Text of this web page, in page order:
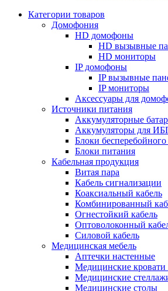
Категории товаров
Домофония
HD домофоны
HD вызывные
HD мониторы
IP домофоны
IP вызывные
IP мониторы
Аксессуары для
Источники питания
Аккумуляторные
Аккумуляторы для
Блоки
Блоки питания
Кабельная продукция
Витая пара
Кабель сигнализации
Коаксиальный кабель
Комбинированный
Огнестойкий кабель
Оптоволоконный
Силовой кабель
Медицинская мебель
Аптечки настенные
Медицинские
Медицинские
Медицинские столы